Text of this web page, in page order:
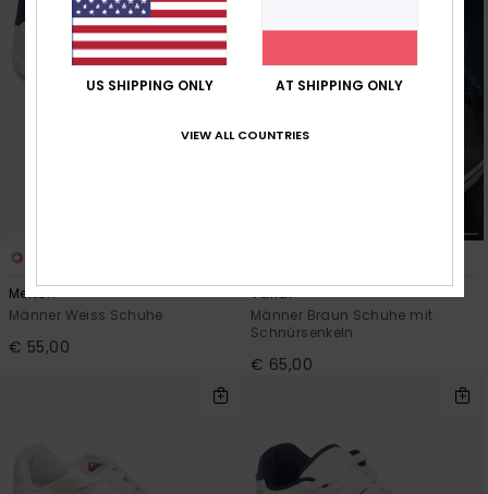
Merton
Männer Weiss Schuhe
€ 55,00
Varial
Männer Braun Schuhe mit
Schnürsenkeln
€ 65,00
US SHIPPING ONLY AT SHIPPING ONLY
VIEW ALL COUNTRIES